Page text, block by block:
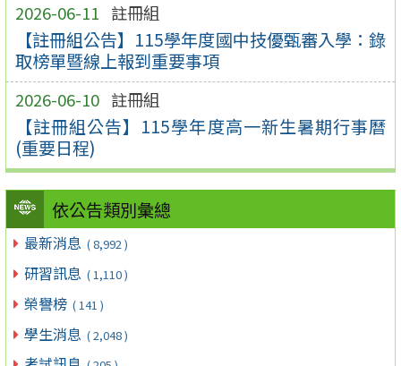
2026-06-11 註冊組
【註冊組公告】115學年度國中技優甄審入學：錄
取榜單暨線上報到重要事項
2026-06-10 註冊組
【註冊組公告】115學年度高一新生暑期行事曆
(重要日程)
依公告類別彙總
最新消息 ( 8,992 )
研習訊息 ( 1,110 )
榮譽榜 ( 141 )
學生消息 ( 2,048 )